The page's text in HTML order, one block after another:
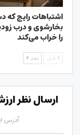
اشتباهات رایج که
بخارشوی و درب
را خراب می‌کند
قبل بعد
ارسال نظر
آدرس